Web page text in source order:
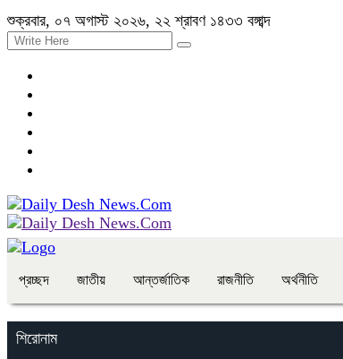
শুক্রবার, ০৭ অগাস্ট ২০২৬, ২২ শ্রাবণ ১৪৩৩ বঙ্গাব্দ
প্রচ্ছদ জাতীয় আন্তর্জাতিক রাজনীতি অর্থনীতি
শিরোনাম